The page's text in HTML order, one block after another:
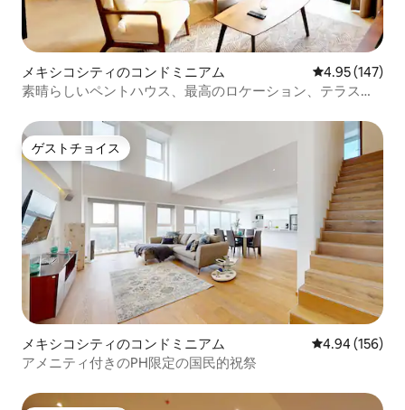
メキシコシティのコンドミニアム レビュー147
4.95 (147)
素晴らしいペントハウス、最高のロケーション、テラス付
ゲストチョイス
ゲストチョイス
メキシコシティのコンドミニアム レビュー156
4.94 (156)
アメニティ付きのPH限定の国民的祝祭